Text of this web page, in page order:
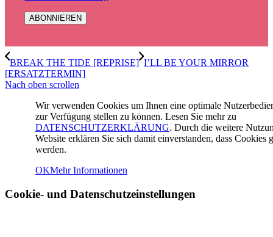
BREAK THE TIDE [REPRISE] I’LL BE YOUR MIRROR
[ERSATZTERMIN]
Nach oben scrollen
Wir verwenden Cookies um Ihnen eine optimale
zur Verfügung stellen zu können. Lesen Sie mehr zu
DATENSCHUTZERKLÄRUNG. Durch die weitere
Website erklären Sie sich damit einverstanden, dass Cookies
werden.
OKMehr Informationen
Cookie- und Datenschutzeinstellungen